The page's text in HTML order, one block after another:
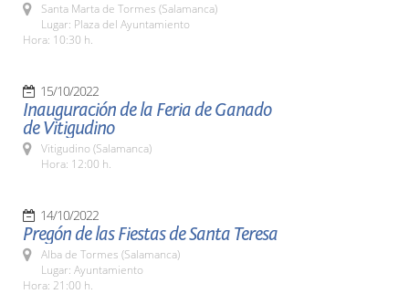
Santa Marta de Tormes (Salamanca)
Lugar: Plaza del Ayuntamiento
Hora: 10:30 h.
15/10/2022
Inauguración de la Feria de Ganado
de Vitigudino
Vitigudino (Salamanca)
Hora: 12:00 h.
14/10/2022
Pregón de las Fiestas de Santa Teresa
Alba de Tormes (Salamanca)
Lugar: Ayuntamiento
Hora: 21:00 h.